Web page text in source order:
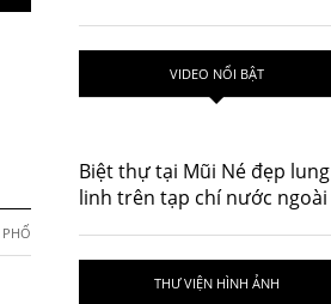
VIDEO NỔI BẬT
Biệt thự tại Mũi Né đẹp lung
linh trên tạp chí nước ngoài
THƯ VIỆN HÌNH ẢNH